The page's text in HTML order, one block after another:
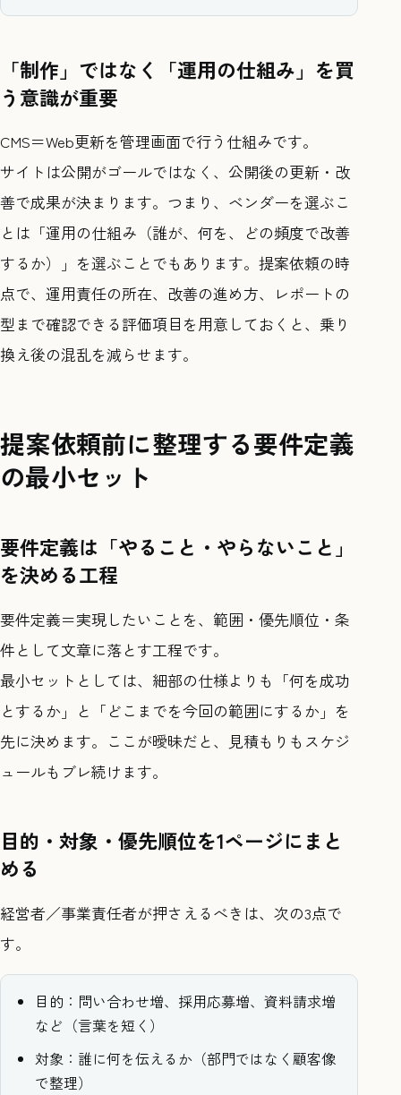
「制作」ではなく「運用の仕組み」を買
う意識が重要
CMS＝Web更新を管理画面で行う仕組みです。
サイトは公開がゴールではなく、公開後の更新・改
善で成果が決まります。つまり、ベンダーを選ぶこ
とは「運用の仕組み（誰が、何を、どの頻度で改善
するか）」を選ぶことでもあります。提案依頼の時
点で、運用責任の所在、改善の進め方、レポートの
型まで確認できる評価項目を用意しておくと、乗り
換え後の混乱を減らせます。
提案依頼前に整理する要件定義
の最小セット
要件定義は「やること・やらないこと」
を決める工程
要件定義＝実現したいことを、範囲・優先順位・条
件として文章に落とす工程です。
最小セットとしては、細部の仕様よりも「何を成功
とするか」と「どこまでを今回の範囲にするか」を
先に決めます。ここが曖昧だと、見積もりもスケジ
ュールもブレ続けます。
目的・対象・優先順位を1ページにまと
める
経営者／事業責任者が押さえるべきは、次の3点で
す。
目的：問い合わせ増、採用応募増、資料請求増
など（言葉を短く）
対象：誰に何を伝えるか（部門ではなく顧客像
で整理）